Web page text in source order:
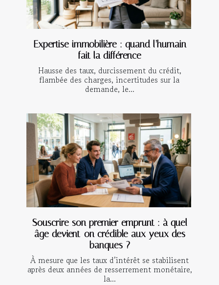
Expertise immobilière : quand l’humain
fait la différence
Hausse des taux, durcissement du crédit,
flambée des charges, incertitudes sur la
demande, le...
Souscrire son premier emprunt : à quel
âge devient-on crédible aux yeux des
banques ?
À mesure que les taux d’intérêt se stabilisent
après deux années de resserrement monétaire,
la...